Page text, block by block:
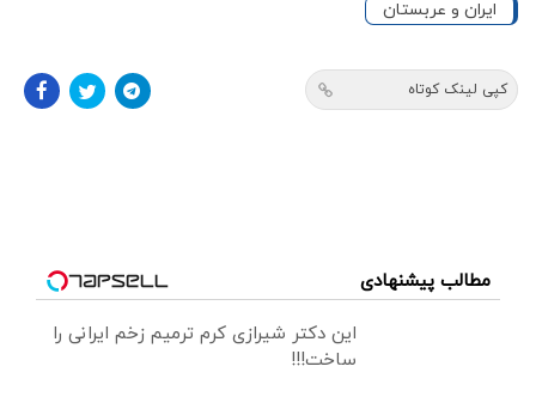
ایران و عربستان
کپی لینک کوتاه
مطالب پیشنهادی
این دکتر شیرازی کرم ترمیم زخم ایرانی را
ساخت!!!